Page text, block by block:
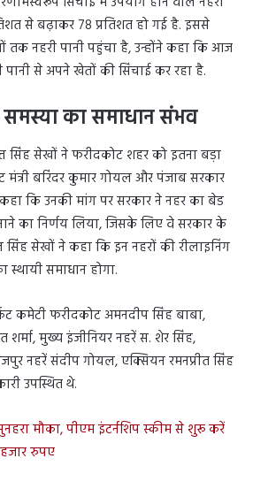
से बढ़ाकर 78 प्रतिशत हो गई है. इससे
नहरी पानी पहुंचा है, उन्होंने कहा कि आज
से अपने खेतों की सिंचाई कर रहा है.
का समाधान संभव
सिंह सेखों ने फरीदकोट शहर को इतना बड़ा
मंत्री बरिंदर कुमार गोयल और पंजाब सरकार
कि उनकी मांग पर सरकार ने नहर का बेड
का निर्णय लिया, जिसके लिए वे सरकार के
सिंह सेखों ने कहा कि इन नहरों की रीलाइनिंग
स्थायी समाधान होगा.
कमेटी फरीदकोट अमनदीप सिंह बाबा,
शर्मा, मुख्य इंजीनियर नहरें स. शेर सिंह,
नहरें संदीप गोयल, एक्सियन रमनप्रीत सिंह
उपस्थित थे.
मौका, पीएम इंटर्नशिप स्कीम से शुरू करें
रुपए